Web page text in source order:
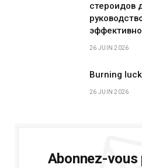
стероидов
26 JUIN 2026
Burning
26 JUIN 2026
Abonnez-vous